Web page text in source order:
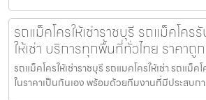
รถแม็คโครให้เช่าราชบุรี รถแม็คโคร
ให้เช่า บริการทุกพื้นที่ทั่วไทย ราคาถูก
รถแม็คโครให้เช่าราชบุรี รถแมคโครให้เช่า รถแม็
ในราคาเป็นกันเอง พร้อมด้วยทีมงานที่มีประสบก